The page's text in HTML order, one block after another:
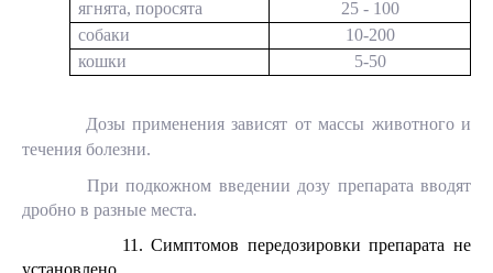
ягнята, поросята
25 - 100
собаки
10-200
кошки
5-50
Дозы применения зависят от массы животного и
течения болезни.
При подкожном введении дозу препарата вводят
дробно в разные места.
11. Симптомов передозировки препарата не
установлено.